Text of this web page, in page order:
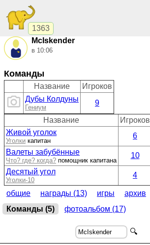
1363
McIskender
в 10:06
Команды
Название
Игроков
Дубы Колдуны
Гениум
9
Название
Игроков
Живой уголок
Уголки капитан
6
Валеты забубённые
Что? где? когда? помощник капитана
10
Десятый угол
Уголки-10
4
общие награды (13) игры архив
Команды (5)
фотоальбом (17)
🔍